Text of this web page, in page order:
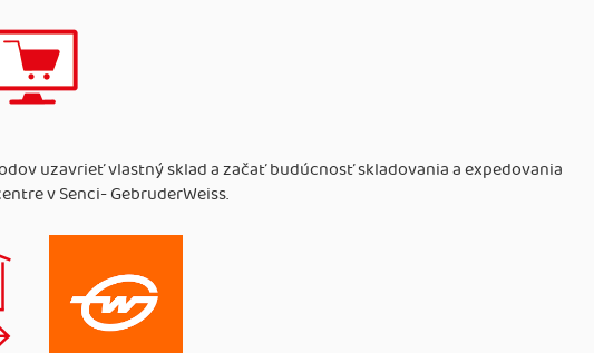
uzavrieť vlastný sklad a začať budúcnosť skladovania a expedovania
v Senci- GebruderWeiss.